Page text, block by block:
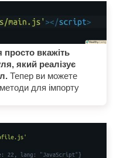
вкажіть
який реалізує
Тепер ви можете
для імпорту